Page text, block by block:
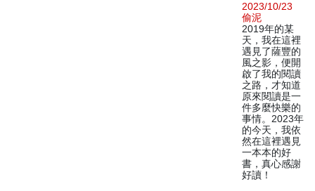
2023/10/23
偷泥
2019年的某
天，我在這裡
遇見了薩豐的
風之影，便開
啟了我的閱讀
之路，才知道
原來閱讀是一
件多麼快樂的
事情。2023年
的今天，我依
然在這裡遇見
一本本的好
書，真心感謝
好讀！